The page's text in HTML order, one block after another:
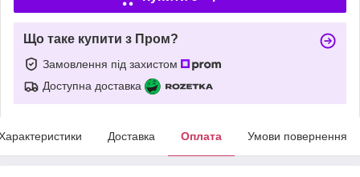
Що таке купити з Пром?
Замовлення під захистом
Доступна доставка
Доставка Оплата Умови повернення